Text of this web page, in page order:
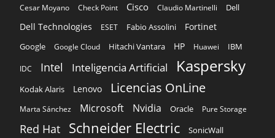
Cesar Moyano
Check Point Cisco Claudio Martinelli Dell
Dell Technologies ESET Fabio Assolini Fortinet
Google Google Cloud Hitachi Vantara HP Huawei IBM
IDC Intel Inteligencia Artificial Kaspersky
Kodak Alaris Lenovo Licencias OnLine
Marta Sánchez Microsoft Nvidia Oracle Pure Storage
Red Hat Schneider Electric SonicWall